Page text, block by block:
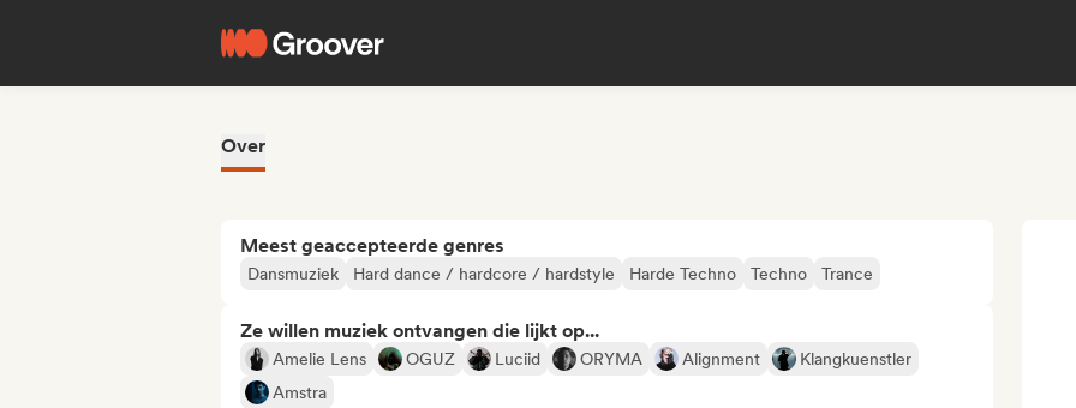
Over
Meest geaccepteerde genres
Dansmuziek Hard dance / hardcore / hardstyle Harde Techno Techno Trance
Ze willen muziek ontvangen die lijkt op...
Amelie Lens OGUZ Luciid ORYMA Alignment
Klangkuenstler
Amstra